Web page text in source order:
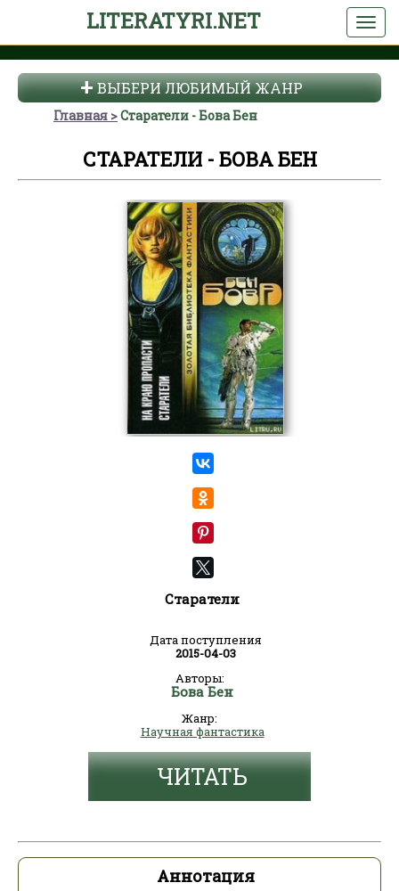
LITERATYRI.NET
ВЫБЕРИ ЛЮБИМЫЙ ЖАНР
Главная Старатели - Бова Бен
СТАРАТЕЛИ - БОВА БЕН
Старатели
Дата поступления
2015-04-03
Авторы:
Бова Бен
Жанр:
Научная фантастика
ЧИТАТЬ
Аннотация